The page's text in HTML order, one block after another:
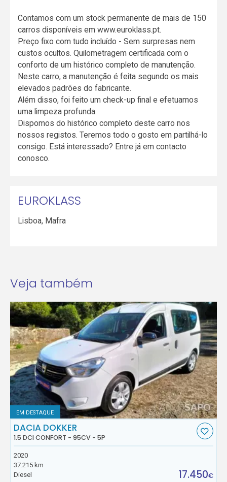
Contamos com um stock permanente de mais de 150
carros disponíveis em www.euroklass.pt.
Preço fixo com tudo incluído - Sem surpresas nem
custos ocultos. Quilometragem certificada com o
conforto de um histórico completo de manutenção.
Neste carro, a manutenção é feita segundo os mais
elevados padrões do fabricante.
Além disso, foi feito um check-up final e efetuamos
uma limpeza profunda.
Dispomos do histórico completo deste carro nos
nossos registos. Teremos todo o gosto em partilhá-lo
consigo. Está interessado? Entre já em contacto
conosco.
EUROKLASS
Lisboa, Mafra
Veja também
EM DESTAQUE
DACIA DOKKER
1.5 DCI CONFORT - 95CV - 5P
2020
37.215 km
Diesel
17.450€